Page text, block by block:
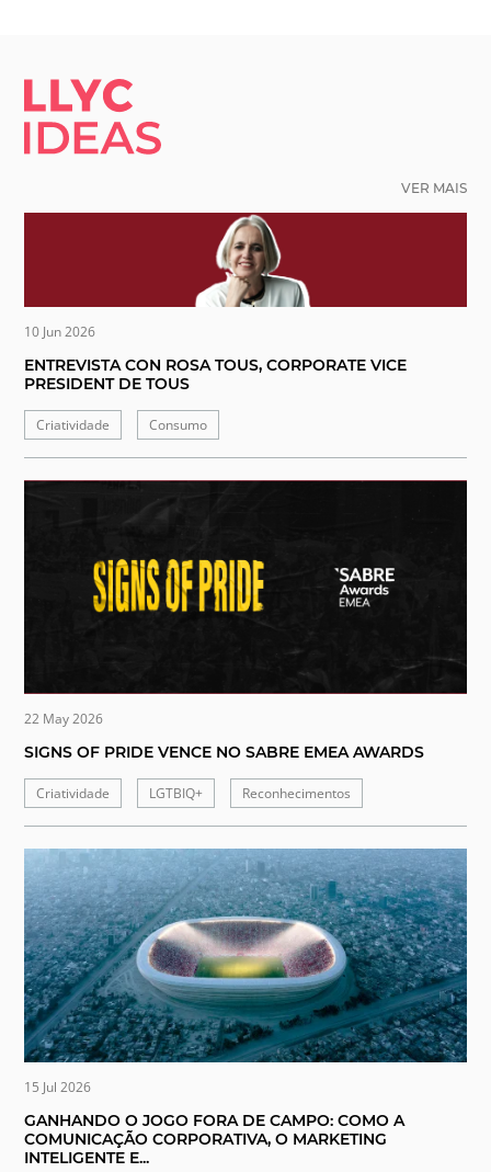
LLYC IDEAS.
VER MAIS
10 Jun 2026
ENTREVISTA CON ROSA TOUS, CORPORATE VICE
PRESIDENT DE TOUS
Criatividade Consumo
22 May 2026
SIGNS OF PRIDE VENCE NO SABRE EMEA AWARDS
Criatividade LGTBIQ+ Reconhecimentos
15 Jul 2026
GANHANDO O JOGO FORA DE CAMPO: COMO A
COMUNICAÇÃO CORPORATIVA, O MARKETING
INTELIGENTE E...